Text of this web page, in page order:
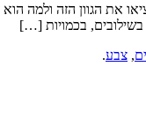
את הגוון הזה ולמה
בכמויות […]
, צבע.